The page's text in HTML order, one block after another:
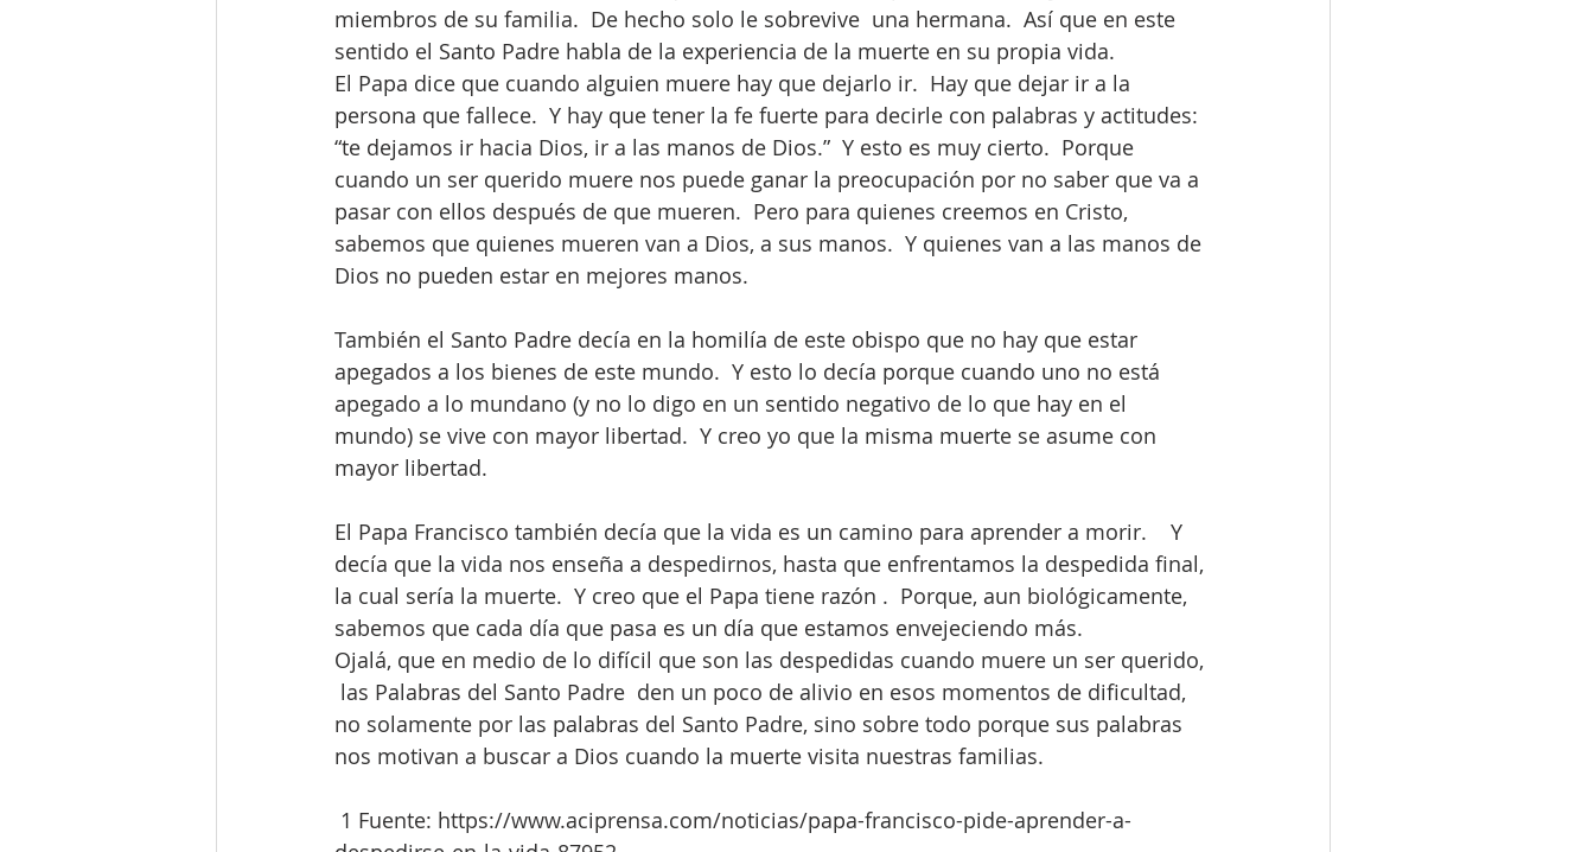
miembros de su familia.  De hecho solo le sobrevive  una hermana.  Así que en este
sentido el Santo Padre habla de la experiencia de la muerte en su propia vida.
El Papa dice que cuando alguien muere hay que dejarlo ir.  Hay que dejar ir a la
persona que fallece.  Y hay que tener la fe fuerte para decirle con palabras y actitudes:
“te dejamos ir hacia Dios, ir a las manos de Dios.”  Y esto es muy cierto.  Porque
cuando un ser querido muere nos puede ganar la preocupación por no saber que va a
pasar con ellos después de que mueren.  Pero para quienes creemos en Cristo,
sabemos que quienes mueren van a Dios, a sus manos.  Y quienes van a las manos de
Dios no pueden estar en mejores manos.
También el Santo Padre decía en la homilía de este obispo que no hay que estar
apegados a los bienes de este mundo.  Y esto lo decía porque cuando uno no está
apegado a lo mundano (y no lo digo en un sentido negativo de lo que hay en el
mundo) se vive con mayor libertad.  Y creo yo que la misma muerte se asume con
mayor libertad.
El Papa Francisco también decía que la vida es un camino para aprender a morir.    Y
decía que la vida nos enseña a despedirnos, hasta que enfrentamos la despedida final,
la cual sería la muerte.  Y creo que el Papa tiene razón .  Porque, aun biológicamente,
sabemos que cada día que pasa es un día que estamos envejeciendo más.
Ojalá, que en medio de lo difícil que son las despedidas cuando muere un ser querido,
las Palabras del Santo Padre  den un poco de alivio en esos momentos de dificultad,
no solamente por las palabras del Santo Padre, sino sobre todo porque sus palabras
nos motivan a buscar a Dios cuando la muerte visita nuestras familias.